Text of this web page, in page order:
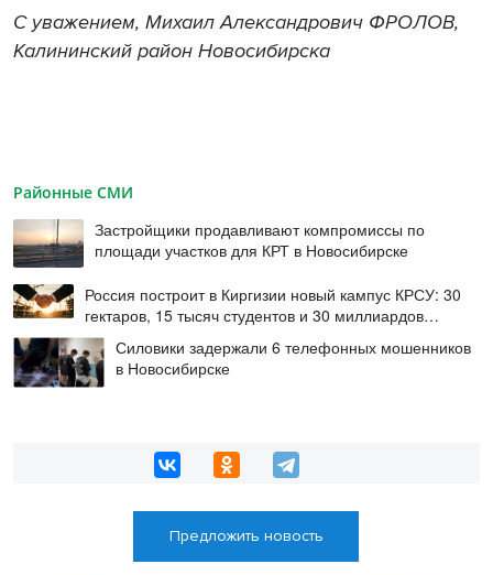
С уважением, Михаил Александрович ФРОЛОВ,
Калининский район Новосибирска
Районные СМИ
Застройщики продавливают компромиссы по
площади участков для КРТ в Новосибирске
Россия построит в Киргизии новый кампус КРСУ: 30
гектаров, 15 тысяч студентов и 30 миллиардов
рублейСиловики задержали 6 телефонных мошенников
в Новосибирске
Предложить новость